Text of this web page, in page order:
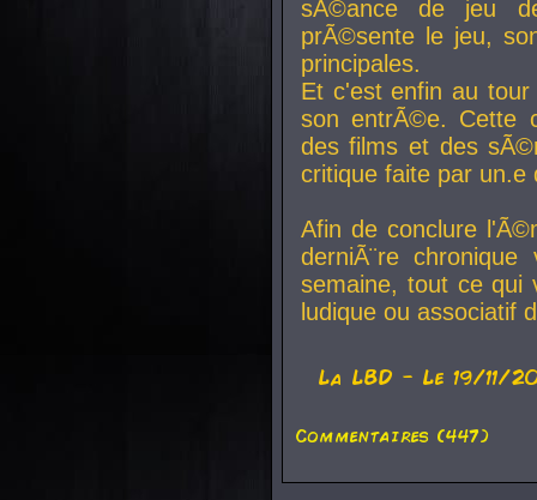
sÃ©ance de jeu
prÃ©sente le jeu,
principales.
Et c'est enfin au
son entrÃ©e. Cette
des films et des
critique faite par
Afin de conclure
derniÃ¨re
semaine, tout ce qui
ludique ou associatif
La LBD - Le 19/11/
Commentaires (447)